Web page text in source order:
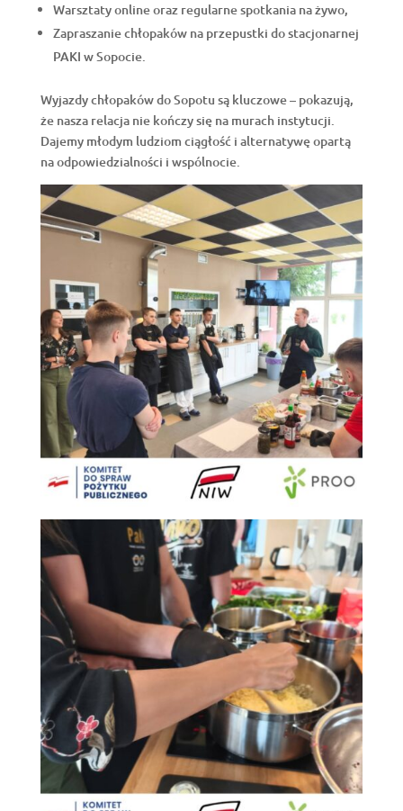
Warsztaty online oraz regularne spotkania na żywo,
Zapraszanie chłopaków na przepustki do stacjonarnej
PAKI w Sopocie.
Wyjazdy chłopaków do Sopotu są kluczowe – pokazują,
że nasza relacja nie kończy się na murach instytucji.
Dajemy młodym ludziom ciągłość i alternatywę opartą
na odpowiedzialności i wspólnocie.